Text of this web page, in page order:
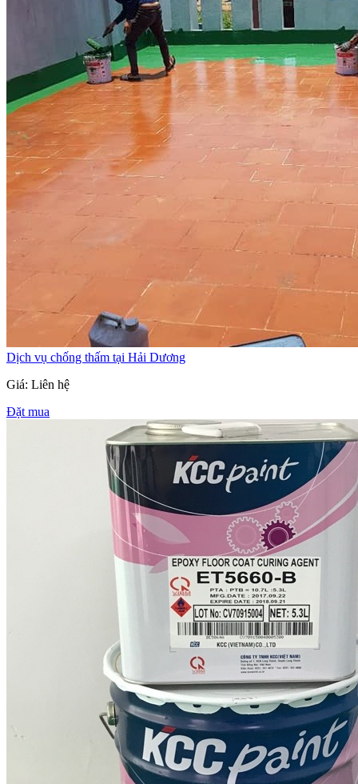
Dịch vụ chống thấm tại Hải Dương
Giá: Liên hệ
Đặt mua